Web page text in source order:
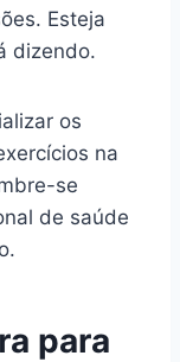
Esteja
dizendo.
os
na
se
de saúde
para